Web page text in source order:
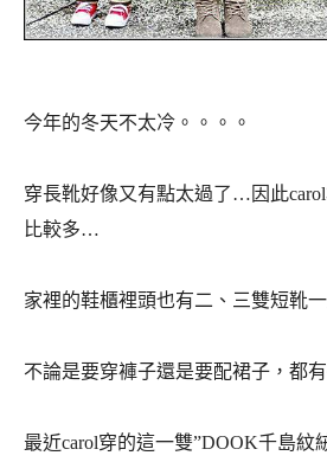
今年的冬天不太冷。。。。
穿長靴好像又有點太過了…因此
比較多…
家裡的鞋櫃裡頭也有二、三雙短靴
不論是要穿褲子還是要配裙子，都
最近carol穿的這一雙”DOOK千島紋